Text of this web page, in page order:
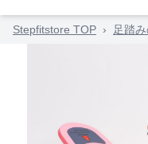
Stepfitstore TOP › 足踏